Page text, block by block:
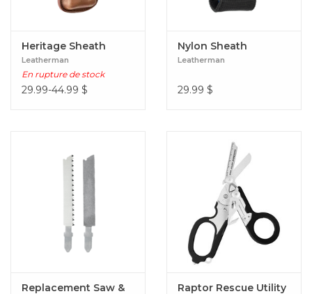
Heritage Sheath
Leatherman
En rupture de stock
29.99-44.99 $
Nylon Sheath
Leatherman
29.99 $
Replacement Saw &
Raptor Rescue Utility